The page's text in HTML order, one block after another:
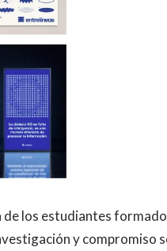
los estudiantes
y compromiso